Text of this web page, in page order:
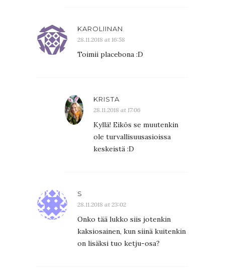
KAROLIINAN
28.11.2018 at 16:58
Toimii placebona :D
KRISTA
28.11.2018 at 17:06
Kyllä! Eikös se muutenkin
ole turvallisuusasioissa
keskeistä :D
S
28.11.2018 at 23:02
Onko tää lukko siis jotenkin
kaksiosainen, kun siinä kuitenkin
on lisäksi tuo ketju-osa?